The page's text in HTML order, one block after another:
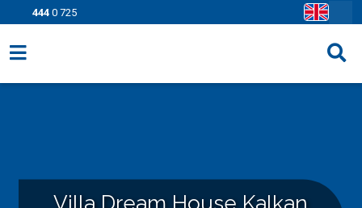
444 0 725
Bilgi Sayfaları
Villa Dream House Kalkan